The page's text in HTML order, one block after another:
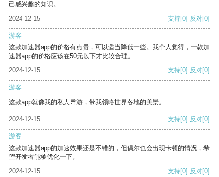
己感兴趣的知识。
2024-12-15
支持[0] 反对[0]
游客
这款加速器app的价格有点贵，可以适当降低一些。我个人觉得，一款加
速器app的价格应该在50元以下才比较合理。
2024-12-15
支持[0] 反对[0]
游客
这款app就像我的私人导游，带我领略世界各地的美景。
2024-12-15 支持[0] 反对[0]
游客
这款加速器app的加速效果还是不错的，但偶尔也会出现卡顿的情况，希
望开发者能够优化一下。
2024-12-15
支持[0] 反对[0]